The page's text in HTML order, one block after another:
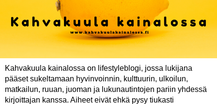
Kahvakuula kainalossa on lifestyleblogi, jossa lukijana
pääset sukeltamaan hyvinvoinnin, kulttuurin, ulkoilun,
matkailun, ruuan, juoman ja lukunautintojen pariin yhdessä
kirjoittajan kanssa. Aiheet eivät ehkä pysy tiukasti